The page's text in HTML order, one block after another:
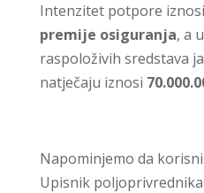
Intenzitet potpore
premije osiguranja, a
raspoloživih sredstava
natječaju iznosi
Napominjemo da
Upisnik